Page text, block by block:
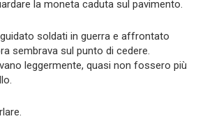
la moneta caduta sul pavimento.
soldati in guerra e affrontato
sembrava sul punto di cedere.
leggermente, quasi non fossero più